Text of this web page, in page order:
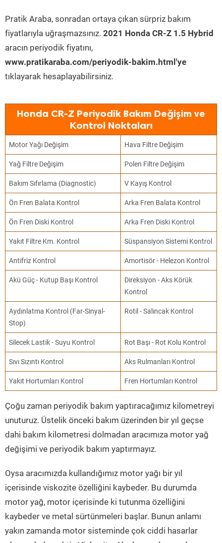
Pratik Araba, sonradan ortaya çıkan sürpriz bakım
fiyatlarıyla uğraşmazsınız. 2021 Honda CR-Z 1.5 Hybrid
aracın periyodik fiyatını,
www.pratikaraba.com/periyodik-bakim.html'ye
tıklayarak hesaplayabilirsiniz.
Honda CR-Z Periyodik Bakım Değişim ve
Kontrol Noktaları
Motor Yağı Değişim Hava Filtre Değişim
Yağ Filtre Değişim Polen Filtre Değişim
Bakım Sıfırlama (Diagnostic) V Kayış Kontrol
Ön Fren Balata Kontrol Arka Fren Balata Kontrol
Ön Fren Diski Kontrol Arka Fren Diski Kontrol
Yakıt Filtre Km. Kontrol Süspansiyon Sistemi Kontrol
Antifriz Kontrol Amortisör - Helezon Kontrol
Akü Güç - Kutup Başı Kontrol
Direksiyon - Aks Körük
Kontrol
Aydınlatma Kontrol (Far-Sinyal-
Stop)
Rotil - Salıncak Kontrol
Silecek Lastik - Suyu Kontrol Rot Başı - Rot Kolu Kontrol
Sıvı Sızıntı Kontrol Aks Rulmanları Kontrol
Yakıt Hortumları Kontrol Fren Hortumları Kontrol
Çoğu zaman periyodik bakım yaptıracağımız kilometreyi
unuturuz. Üstelik önceki bakım üzerinden bir yıl geçse
dahi bakım kilometresi dolmadan aracımıza motor yağ
değişimi ve periyodik bakım yaptırmayız.
Oysa aracımızda kullandığımız motor yağı bir yıl
içerisinde viskozite özelliğini kaybeder. Bu durumda
motor yağ, motor içerisinde ki tutunma özelliğini
kaybeder ve metal sürtünmeleri başlar. Bunun anlamı
yakın zamanda motor sisteminde çok ciddi hasarlar